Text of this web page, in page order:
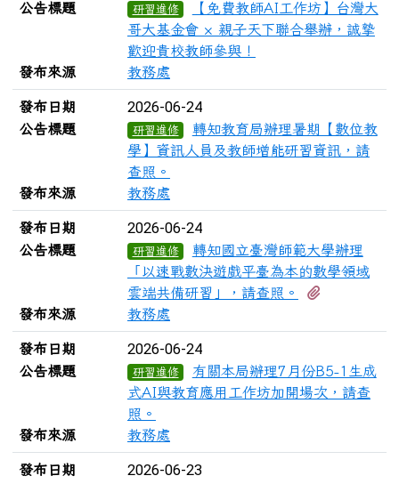
公告標題 研習進修
【免費教師AI工作坊】台灣大
哥大基金會 × 親子天下聯合舉辦，誠摯
歡迎貴校教師參與！
發布來源
教務處
發布日期 2026-06-24
公告標題 研習進修
轉知教育局辦理暑期【數位教
學】資訊人員及教師增能研習資訊，請
查照。
發布來源
教務處
發布日期 2026-06-24
公告標題 研習進修
轉知國立臺灣師範大學辦理
「以速戰數決遊戲平臺為本的數學領域
雲端共備研習」，請查照。
發布來源
教務處
發布日期 2026-06-24
公告標題 研習進修
有關本局辦理7月份B5-1生成
式AI與教育應用工作坊加開場次，請查
照。
發布來源
教務處
發布日期 2026-06-23